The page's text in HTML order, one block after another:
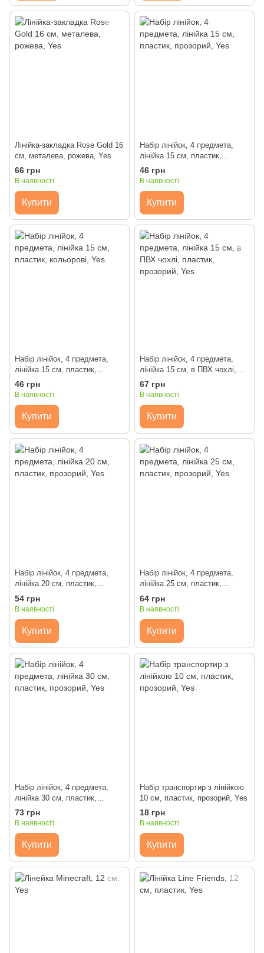
Лінійка-закладка Rose Gold 16
см, металева, рожева, Yes
66 грн
В наявності
Купити
Набір лінійок, 4 предмета,
лінійка 15 см, пластик,
прозорий, Yes
46 грн
В наявності
Купити
Набір лінійок, 4 предмета,
лінійка 15 см, пластик,
кольорові, Yes
46 грн
В наявності
Купити
Набір лінійок, 4 предмета,
лінійка 15 см, в ПВХ чохлi,
пластик, прозорий, Yes
67 грн
В наявності
Купити
Набір лінійок, 4 предмета,
лінійка 20 см, пластик,
прозорий, Yes
54 грн
В наявності
Купити
Набір лінійок, 4 предмета,
лінійка 25 см, пластик,
прозорий, Yes
64 грн
В наявності
Купити
Набір лінійок, 4 предмета,
лінійка 30 см, пластик,
прозорий, Yes
73 грн
В наявності
Купити
Набір транспортир з лінійкою
10 см, пластик, прозорий, Yes
18 грн
В наявності
Купити